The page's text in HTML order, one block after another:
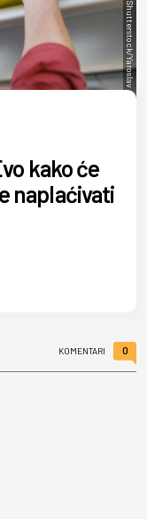
Shutterstock/Yaroslav Astakhov
kako će
naplaćivati
KOMENTARI 0